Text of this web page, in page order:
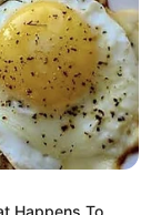
Happens To